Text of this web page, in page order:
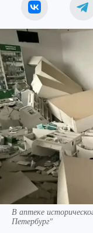
В аптеке
Петербург"